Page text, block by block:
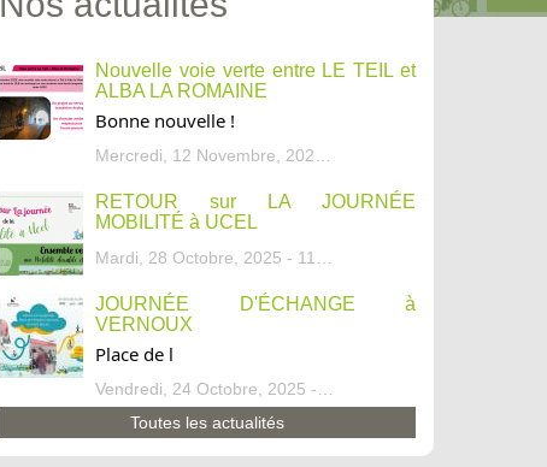
Nouvelle voie verte entre LE TEIL et
ALBA LA ROMAINE
Bonne nouvelle !
RETOUR sur LA JOURNÉE
MOBILITÉ à UCEL
JOURNÉE D'ÉCHANGE à
VERNOUX
Place de l
Toutes les actualités